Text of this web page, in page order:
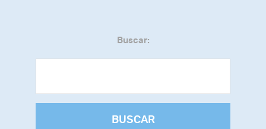
Buscar:
BUSCAR